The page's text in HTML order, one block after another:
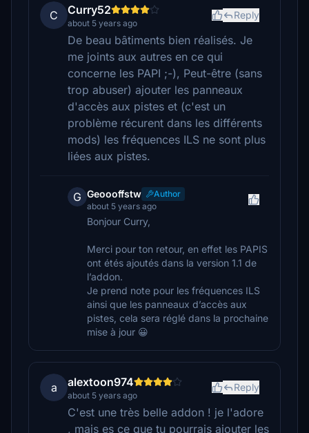
C Curry52
about 5 years ago
Reply
De beau bâtiments bien réalisés. Je
me joints aux autres en ce qui
concerne les PAPI ;-), Peut-être (sans
trop abuser) ajouter les panneaux
d'accès aux pistes et (c'est un
problème récurent dans les différents
mods) les fréquences ILS ne sont plus
liées aux pistes.
G Geoooffstw
Author
about 5 years ago
Bonjour Curry,
Merci pour ton retour, en effet les PAPIS
ont étés ajoutés dans la version 1.1 de
l’addon.
Je prend note pour les fréquences ILS
ainsi que les panneaux d’accès aux
pistes, cela sera réglé dans la prochaine
mise à jour 😀
a alextoon974
about 5 years ago
Reply
C'est une très belle addon ! je l'adore
, mais es ce que tu pourrais ajouter les